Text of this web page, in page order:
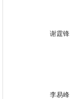
谢霆锋
李易峰